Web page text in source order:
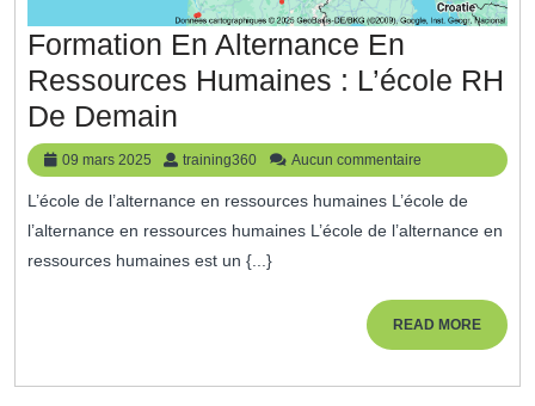
Formation En Alternance En
Ressources Humaines : L’école RH
De Demain
En
Alternance
En
Ressources
09 mars 2025
09
mars
2025
training360 training360
Aucun commentaire
L’école de l’alternance en ressources humaines L’école de
l’alternance en ressources humaines L’école de l’alternance en
ressources humaines est un {...}
READ MOREREAD
MORE